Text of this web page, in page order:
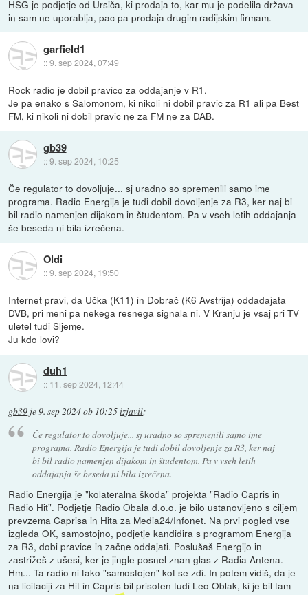
HSG je podjetje od Ursiča, ki prodaja to, kar mu je podelila država
in sam ne uporablja, pac pa prodaja drugim radijskim firmam.
garfield1
::9. sep 2024, 07:49
Rock radio je dobil pravico za oddajanje v R1.
Je pa enako s Salomonom, ki nikoli ni dobil pravic za R1 ali pa Best
FM, ki nikoli ni dobil pravic ne za FM ne za DAB.
gb39
::9. sep 2024, 10:25
Če regulator to dovoljuje... sj uradno so spremenili samo ime
programa. Radio Energija je tudi dobil dovoljenje za R3, ker naj bi
bil radio namenjen dijakom in študentom. Pa v vseh letih oddajanja
še beseda ni bila izrečena.
Oldi
::9. sep 2024, 19:50
Internet pravi, da Učka (K11) in Dobrač (K6 Avstrija) oddadajata
DVB, pri meni pa nekega resnega signala ni. V Kranju je vsaj pri TV
uletel tudi Sljeme.
Ju kdo lovi?
duh1
:: 11. sep 2024, 12:44
gb39 je9. sep 2024 ob 10:25izjavil:
Če regulator to dovoljuje... sj uradno so spremenili samo ime
programa. Radio Energija je tudi dobil dovoljenje za R3, ker naj
bi bil radio namenjen dijakom in študentom. Pa v vseh letih
oddajanja še beseda ni bila izrečena.
Radio Energija je "kolateralna škoda" projekta "Radio Capris in
Radio Hit". Podjetje Radio Obala d.o.o. je bilo ustanovljeno s ciljem
prevzema Caprisa in Hita za Media24/Infonet. Na prvi pogled vse
izgleda OK, samostojno, podjetje kandidira s programom Energija
za R3, dobi pravice in začne oddajati. Poslušaš Energijo in
zastrižeš z ušesi, ker je jingle posnel znan glas z Radia Antena.
Hm... Ta radio ni tako "samostojen" kot se zdi. In potem vidiš, da je
na licitaciji za Hit in Capris bil prisoten tudi Leo Oblak, ki je bil tam